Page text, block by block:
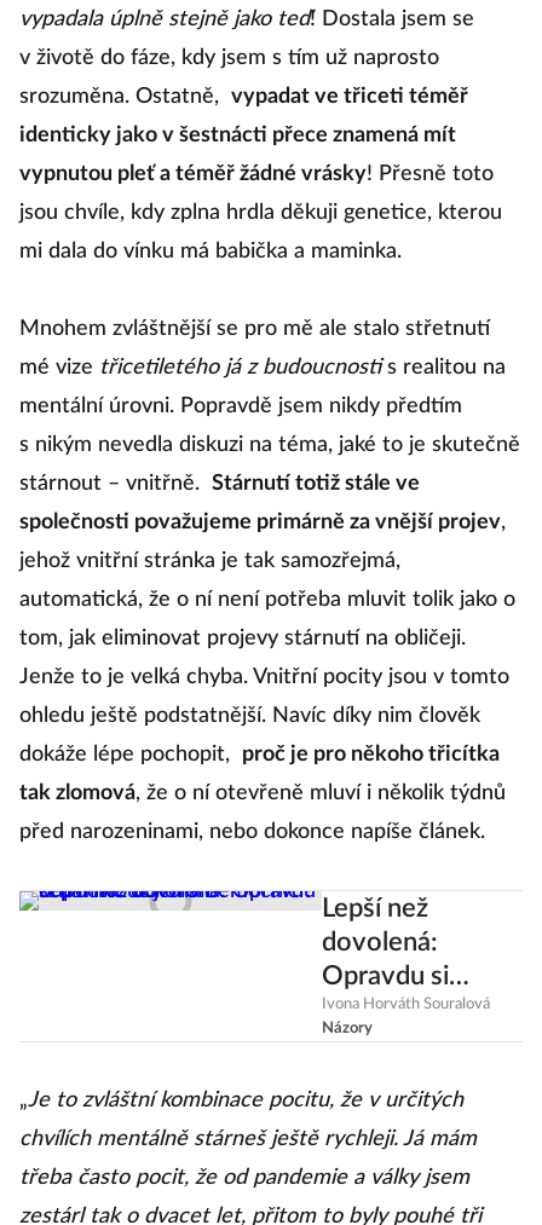
vypadala úplně stejně jako teď! Dostala jsem se
v životě do fáze, kdy jsem s tím už naprosto
srozuměna. Ostatně, vypadat ve třiceti téměř
identicky jako v šestnácti přece znamená mít
vypnutou pleť a téměř žádné vrásky! Přesně toto
jsou chvíle, kdy zplna hrdla děkuji genetice, kterou
mi dala do vínku má babička a maminka.
Mnohem zvláštnější se pro mě ale stalo střetnutí
mé vize třicetiletého já z budoucnostis realitou na
mentální úrovni. Popravdě jsem nikdy předtím
s nikým nevedla diskuzi na téma, jaké to je skutečně
stárnout – vnitřně. Stárnutí totiž stále ve
společnosti považujeme primárně za vnější projev,
jehož vnitřní stránka je tak samozřejmá,
automatická, že o ní není potřeba mluvit tolik jako o
tom, jak eliminovat projevy stárnutí na obličeji.
Jenže to je velká chyba. Vnitřní pocity jsou v tomto
ohledu ještě podstatnější. Navíc díky nim člověk
dokáže lépe pochopit,
proč je pro někoho třicítka
tak zlomová, že o ní otevřeně mluví i několik týdnů
před narozeninami, nebo dokonce napíše článek.
Lepší než
dovolená:
Opravdu si
umíme dokonale
odpočinout jen v
Ivona Horváth Souralová
Názory
„Je to zvláštní kombinace pocitu, že v určitých
chvílích mentálně stárneš ještě rychleji. Já mám
třeba často pocit, že od pandemie a války jsem
zestárl tak o dvacet let, přitom to byly pouhé tři